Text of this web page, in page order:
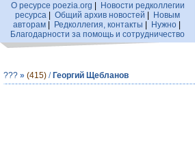
О ресурсе poezia.org
Новости редколлегии
ресурса
Общий архив новостей
Новым
авторам| Редколлегия, контакты Нужно|
Благодарности за помощь и сотрудничество
??? » (415) / Георгий Щебланов